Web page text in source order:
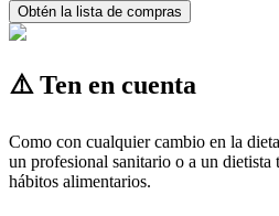
Obtén la lista de compras
⚠️ Ten en cuenta
Como con cualquier cambio en la
un profesional sanitario o a un
hábitos alimentarios.